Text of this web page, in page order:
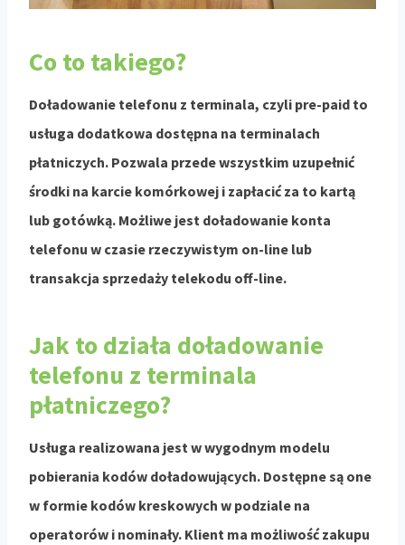
Co to takiego?
Doładowanie telefonu z terminala, czyli pre-paid to
usługa dodatkowa dostępna na terminalach
płatniczych. Pozwala przede wszystkim uzupełnić
środki na karcie komórkowej i zapłacić za to kartą
lub gotówką. Możliwe jest doładowanie konta
telefonu w czasie rzeczywistym on-line lub
transakcja sprzedaży telekodu off-line.
Jak to działa doładowanie
telefonu z terminala
płatniczego?
Usługa realizowana jest w wygodnym modelu
pobierania kodów doładowujących. Dostępne są one
w formie kodów kreskowych w podziale na
operatorów i nominały. Klient ma możliwość zakupu